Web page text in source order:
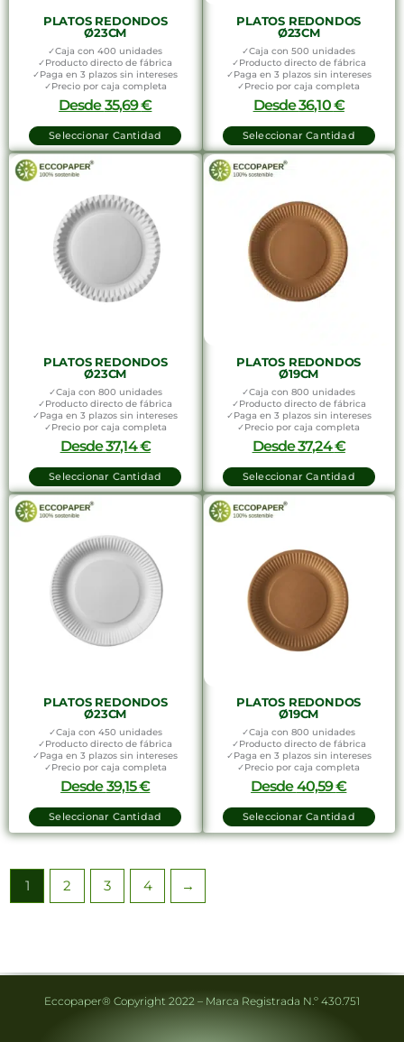
PLATOS REDONDOS
Ø23CM
✓Caja con 400 unidades
✓Producto directo de fábrica
✓Paga en 3 plazos sin intereses
✓Precio por caja completa
Desde35,69€
Seleccionar Cantidad
PLATOS REDONDOS
Ø23CM
✓Caja con 500 unidades
✓Producto directo de fábrica
✓Paga en 3 plazos sin intereses
✓Precio por caja completa
Desde36,10€
Seleccionar Cantidad
PLATOS REDONDOS
Ø23CM
✓Caja con 800 unidades
✓Producto directo de fábrica
✓Paga en 3 plazos sin intereses
✓Precio por caja completa
Desde37,14€
Seleccionar Cantidad
PLATOS REDONDOS
Ø19CM
✓Caja con 800 unidades
✓Producto directo de fábrica
✓Paga en 3 plazos sin intereses
✓Precio por caja completa
Desde37,24€
Seleccionar Cantidad
PLATOS REDONDOS
Ø23CM
✓Caja con 450 unidades
✓Producto directo de fábrica
✓Paga en 3 plazos sin intereses
✓Precio por caja completa
Desde39,15€
Seleccionar Cantidad
PLATOS REDONDOS
Ø19CM
✓Caja con 800 unidades
✓Producto directo de fábrica
✓Paga en 3 plazos sin intereses
✓Precio por caja completa
Desde40,59€
Seleccionar Cantidad
1 2 3 4 →
Eccopaper® Copyright 2022 – Marca Registrada N.º 430.751